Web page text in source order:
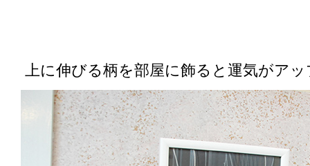
上に伸びる柄を部屋に飾ると運気がア